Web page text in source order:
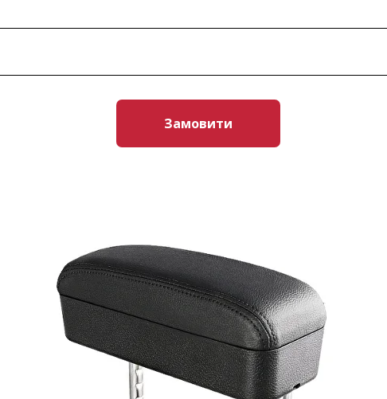
Замовити